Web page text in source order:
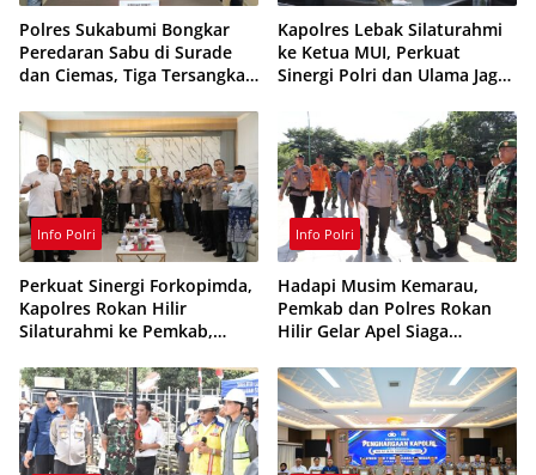
Polres Sukabumi Bongkar
Peredaran Sabu di Surade
dan Ciemas, Tiga Tersangka
Kapolres Lebak Silaturahmi
ke Ketua MUI, Perkuat
Sinergi Polri dan Ulama Jaga
Info Polri
Perkuat Sinergi Forkopimda,
Kapolres Rokan Hilir
Silaturahmi ke Pemkab,
Info Polri
Hadapi Musim Kemarau,
Pemkab dan Polres Rokan
Hilir Gelar Apel Siaga
Sinergi Cegah Kebakaran